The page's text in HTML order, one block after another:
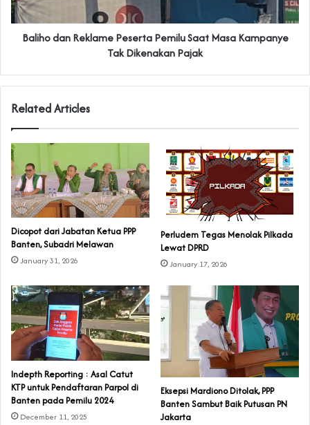
Baliho dan Reklame Peserta Pemilu Saat Masa Kampanye
Tak Dikenakan Pajak
Related Articles
Dicopot dari Jabatan Ketua PPP
Banten, Subadri Melawan
January 31, 2026
Perludem Tegas Menolak Pilkada
Lewat DPRD
January 17, 2026
Indepth Reporting : Asal Catut
KTP untuk Pendaftaran Parpol di
Banten pada Pemilu 2024
December 11, 2025
Eksepsi Mardiono Ditolak, PPP
Banten Sambut Baik Putusan PN
Jakarta